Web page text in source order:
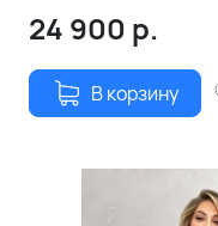
24 900 р.
В корзину